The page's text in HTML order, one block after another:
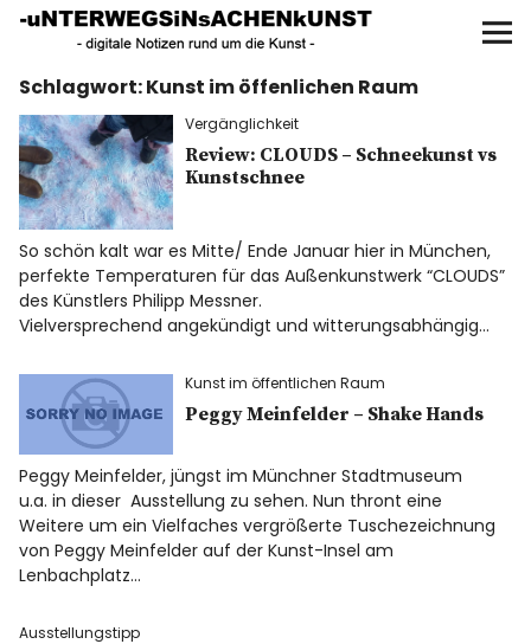
UNTERWEGS IN SACHEN
KUNST
Start
AKTUELLE AUSSTELLUNGEN
KUNSTSPAZIERGÄNGE
ÜBER
f I P
Schlagwort:Kunst im öffenlichen Raum
Vergänglichkeit
Review: CLOUDS – Schneekunst vs
Kunstschnee
So schön kalt war es Mitte/ Ende Januar hier in München,
perfekte Temperaturen für das Außenkunstwerk “CLOUDS”
des Künstlers Philipp Messner.
Vielversprechend angekündigt und witterungsabhängig…
Kunst im öffentlichen Raum
Peggy Meinfelder – Shake Hands
Peggy Meinfelder, jüngst im Münchner Stadtmuseum
u.a. in dieser Ausstellung zu sehen. Nun thront eine
Weitere um ein Vielfaches vergrößerte Tuschezeichnung
von Peggy Meinfelder auf der Kunst-Insel am
Lenbachplatz…
Ausstellungstipp